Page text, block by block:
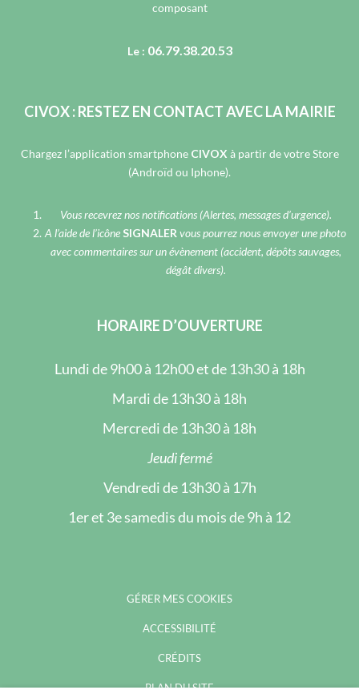
composant
Le : 06.79.38.20.53
CIVOX : RESTEZ EN CONTACT AVEC LA MAIRIE
Chargez l’application smartphone CIVOX à partir de votre Store
(Androïd ou Iphone).
Vous recevrez nos notifications (Alertes, messages d’urgence).
A l’aide de l’icône SIGNALER vous pourrez nous envoyer une photo
avec commentaires sur un évènement (accident, dépôts sauvages,
dégât divers).
HORAIRE D’OUVERTURE
Lundi de 9h00 à 12h00 et de 13h30 à 18h
Mardi de 13h30 à 18h
Mercredi de 13h30 à 18h
Jeudi fermé
Vendredi de 13h30 à 17h
1er et 3e samedis du mois de 9h à 12
GÉRER MES COOKIES
ACCESSIBILITÉ
CRÉDITS
PLAN DU SITE